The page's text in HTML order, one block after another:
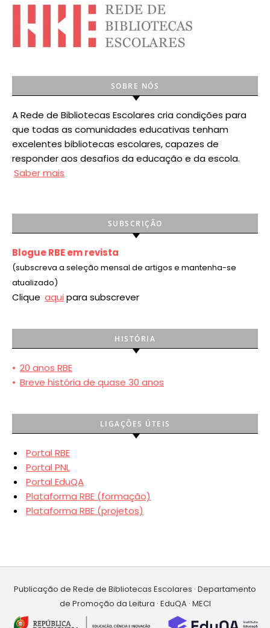
SOBRE NÓS
A Rede de Bibliotecas Escolares cria condições para
que todas as comunidades educativas tenham
excelentes bibliotecas escolares, capazes de
responder aos desafios da educação e da escola.
Saber mais
SUBSCRIÇÃO
Blogue RBE em revista
(subscreva a seleção mensal de artigos e mantenha-se
atualizado)
Clique aqui para subscrever
HISTÓRIA
• 20 anos RBE
• Breve história de quase 30 anos
LIGAÇÕES ÚTEIS
Portal RBE
Portal PNL
Portal EduQA
Plataforma RBE (formação)
Plataforma RBE (projetos)
Publicação de Rede de Bibliotecas Escolares · Departamento
de Promoção da Leitura · EduQA · MECI